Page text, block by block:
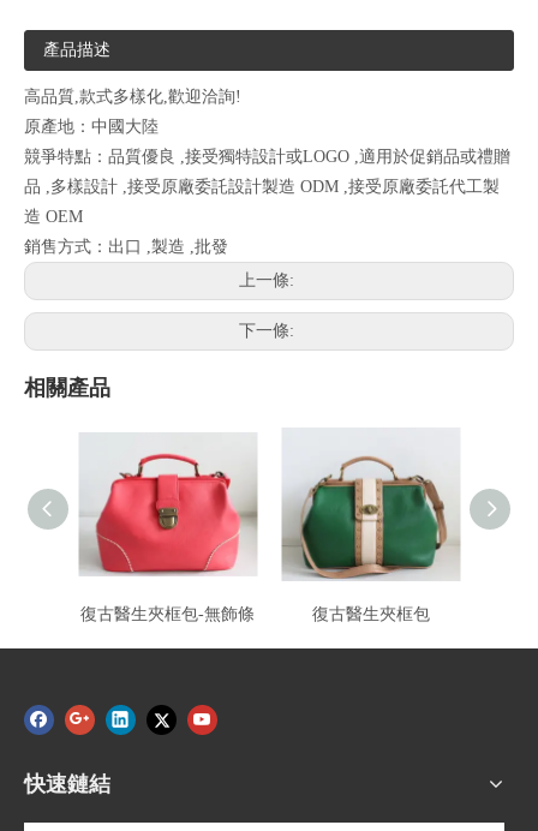
產品描述
高品質,款式多樣化,歡迎洽詢!
原產地：中國大陸
競爭特點：品質優良 ,接受獨特設計或LOGO ,適用於促銷品或禮贈
品 ,多樣設計 ,接受原廠委託設計製造 ODM ,接受原廠委託代工製
造 OEM
銷售方式：出口 ,製造 ,批發
上一條:
下一條:
相關產品
復古醫生夾框包-無飾條 復古醫生夾框包
快速鏈結